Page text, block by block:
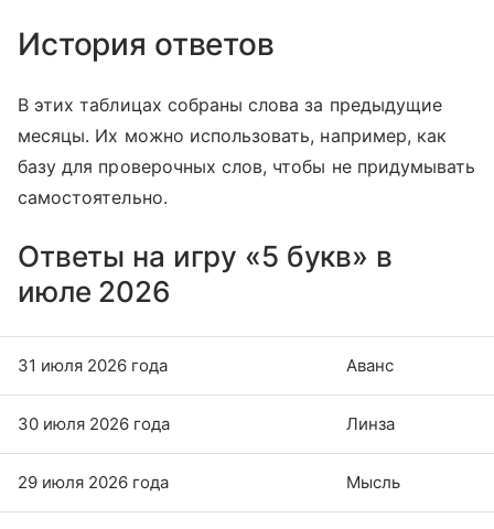
История ответов
В этих таблицах собраны слова за предыдущие
месяцы. Их можно использовать, например, как
базу для проверочных слов, чтобы не придумывать
самостоятельно.
Ответы на игру «5 букв» в
июле 2026
31 июля 2026 года Аванс
30 июля 2026 года Линза
29 июля 2026 года Мысль